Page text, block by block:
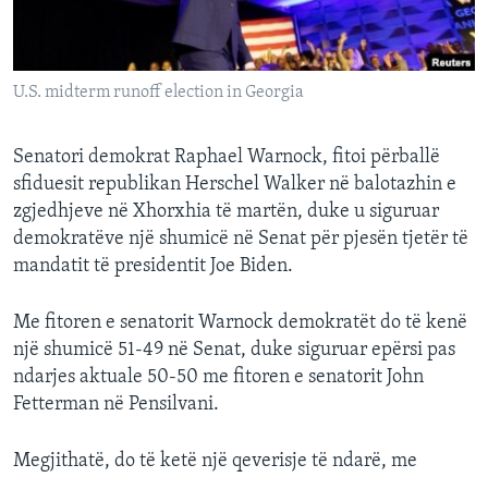
U.S. midterm runoff election in Georgia
Senatori demokrat Raphael Warnock, fitoi përballë
sfiduesit republikan Herschel Walker në balotazhin e
zgjedhjeve në Xhorxhia të martën, duke u siguruar
demokratëve një shumicë në Senat për pjesën tjetër të
mandatit të presidentit Joe Biden.
Me fitoren e senatorit Warnock demokratët do të kenë
një shumicë 51-49 në Senat, duke siguruar epërsi pas
ndarjes aktuale 50-50 me fitoren e senatorit John
Fetterman në Pensilvani.
Megjithatë, do të ketë një qeverisje të ndarë, me